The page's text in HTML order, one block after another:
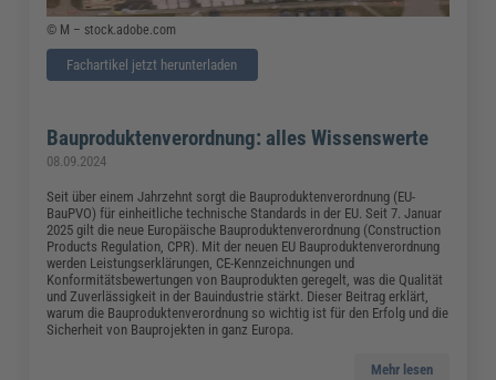
© M – stock.adobe.com
Fachartikel jetzt herunterladen
Bauproduktenverordnung: alles Wissenswerte
08.09.2024
Seit über einem Jahrzehnt sorgt die Bauproduktenverordnung (EU-
BauPVO) für einheitliche technische Standards in der EU. Seit 7. Januar
2025 gilt die neue Europäische Bauproduktenverordnung (Construction
Products Regulation, CPR). Mit der neuen EU Bauproduktenverordnung
werden Leistungserklärungen, CE-Kennzeichnungen und
Konformitätsbewertungen von Bauprodukten geregelt, was die Qualität
und Zuverlässigkeit in der Bauindustrie stärkt. Dieser Beitrag erklärt,
warum die Bauproduktenverordnung so wichtig ist für den Erfolg und die
Sicherheit von Bauprojekten in ganz Europa.
Mehr lesen